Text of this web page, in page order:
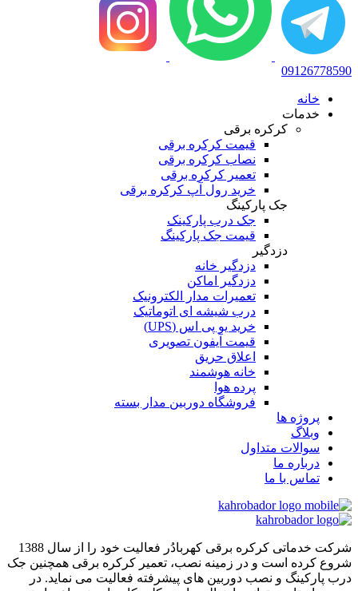
09126778590
خانه
خدمات
کرکره برقی
قیمت کرکره برقی
نصاب کرکره برقی
تعمیر کرکره برقی
خرید رول آپ کرکره برقی
جک پارکینگ
جک درب پارکینک
قیمت جک پارکینگ
دزدگیر
دزدگیر خانه
دزدگیر اماکن
تعمیرات مدار الکترونیک
درب شیشه ای اتوماتیک
خرید یو پی اس (UPS)
قیمت آیفون تصویری
اعلاق حریق
خانه هوشمند
پرده هوا
فروشگاه دوربین مدار بسته
پروژه ها
وبلاگ
سوالات متداول
درباره ما
تماس با ما
شرکت خدماتی کرکره برقی کهربادُر فعالیت خود را از سال 1388
شروع کرده است و در زمینه نصب، تعمیر کرکره برقی همچنین جک
درب پارکینگ و نصب دوربین های پیشرفته فعالیت می نماید. در